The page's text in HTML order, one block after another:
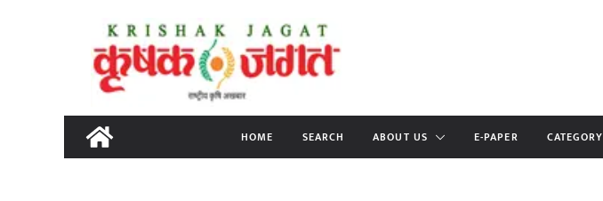
content
HOME SEARCH ABOUT US E-PAPER CATEGORY